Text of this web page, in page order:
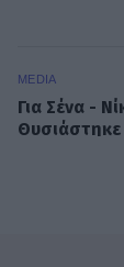
MEDIA
Για Σένα -
– Η